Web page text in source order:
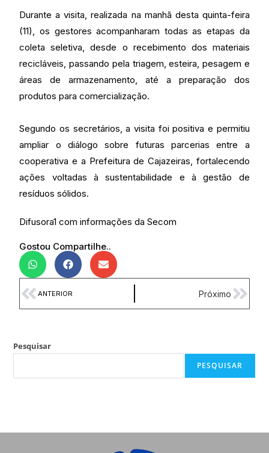
Durante a visita, realizada na manhã desta quinta-feira
(11), os gestores acompanharam todas as etapas da
coleta seletiva, desde o recebimento dos materiais
recicláveis, passando pela triagem, esteira, pesagem e
áreas de armazenamento, até a preparação dos
produtos para comercialização.
Segundo os secretários, a visita foi positiva e permitiu
ampliar o diálogo sobre futuras parcerias entre a
cooperativa e a Prefeitura de Cajazeiras, fortalecendo
ações voltadas à sustentabilidade e à gestão de
resíduos sólidos.
Difusora1 com informações da Secom
Gostou Compartilhe..
ANTERIOR Próximo
Pesquisar
PESQUISAR